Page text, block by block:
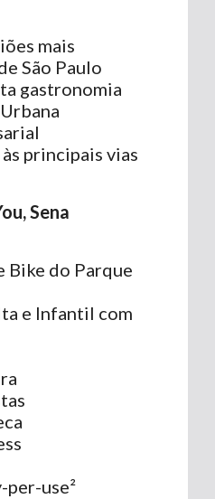
mais
São Paulo
gastronomia
principais vias
Sena
Bike do Parque
e Infantil com
per-use²